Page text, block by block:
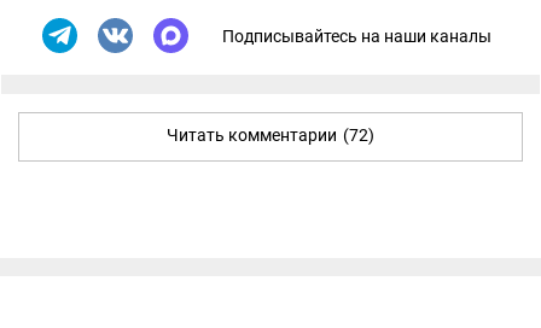
Подписывайтесь на наши каналы
Читать комментарии (72)